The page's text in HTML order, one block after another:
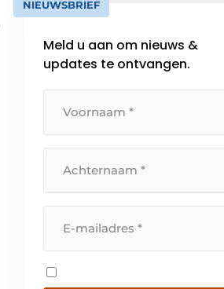
performanter. Met inspiratie uit
creëren we tijdloze designs die
elk […]
NIEUWSBRIEF
Meld u aan om nieuws &
updates te ontvangen.